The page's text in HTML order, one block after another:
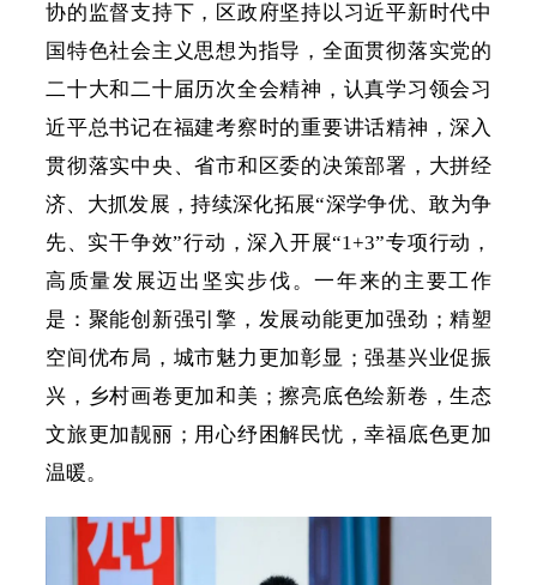
协的监督支持下，区政府坚持以习近平新时代中
国特色社会主义思想为指导，全面贯彻落实党的
二十大和二十届历次全会精神，认真学习领会习
近平总书记在福建考察时的重要讲话精神，深入
贯彻落实中央、省市和区委的决策部署，大拼经
济、大抓发展，持续深化拓展“深学争优、敢为争
先、实干争效”行动，深入开展“1+3”专项行动，
高质量发展迈出坚实步伐。一年来的主要工作
是：聚能创新强引擎，发展动能更加强劲；精塑
空间优布局，城市魅力更加彰显；强基兴业促振
兴，乡村画卷更加和美；擦亮底色绘新卷，生态
文旅更加靓丽；用心纾困解民忧，幸福底色更加
温暖。